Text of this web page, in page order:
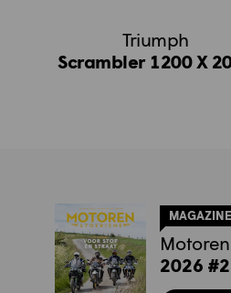
Triumph
Scrambler 1200 X
MAGAZINE
2026 #2